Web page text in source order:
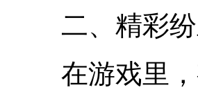
二、精彩
在游戏里